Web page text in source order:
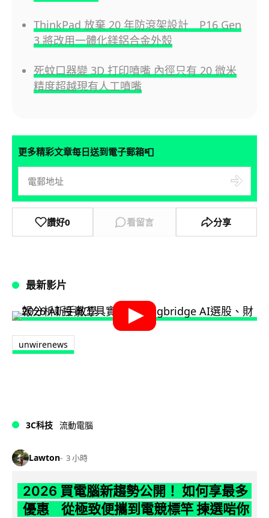
ThinkPad 放棄 20 年防滾架設計 P16 Gen
3 將改用一體化鎂鋁合金外殼
死蚊口器變 3D 打印噴嘴 內徑只有 20 微米
精度超越現有人工噴嘴
更多精彩文章每日送到電子郵箱📮
讚好0 看留言 分享
最新影片
unwirenews
3C科技 流動電腦
Lawton 3 小時
2026 買電腦新趨勢公開！ 如何享最多
優惠 從極致便攜到電競標竿 揀選啱你